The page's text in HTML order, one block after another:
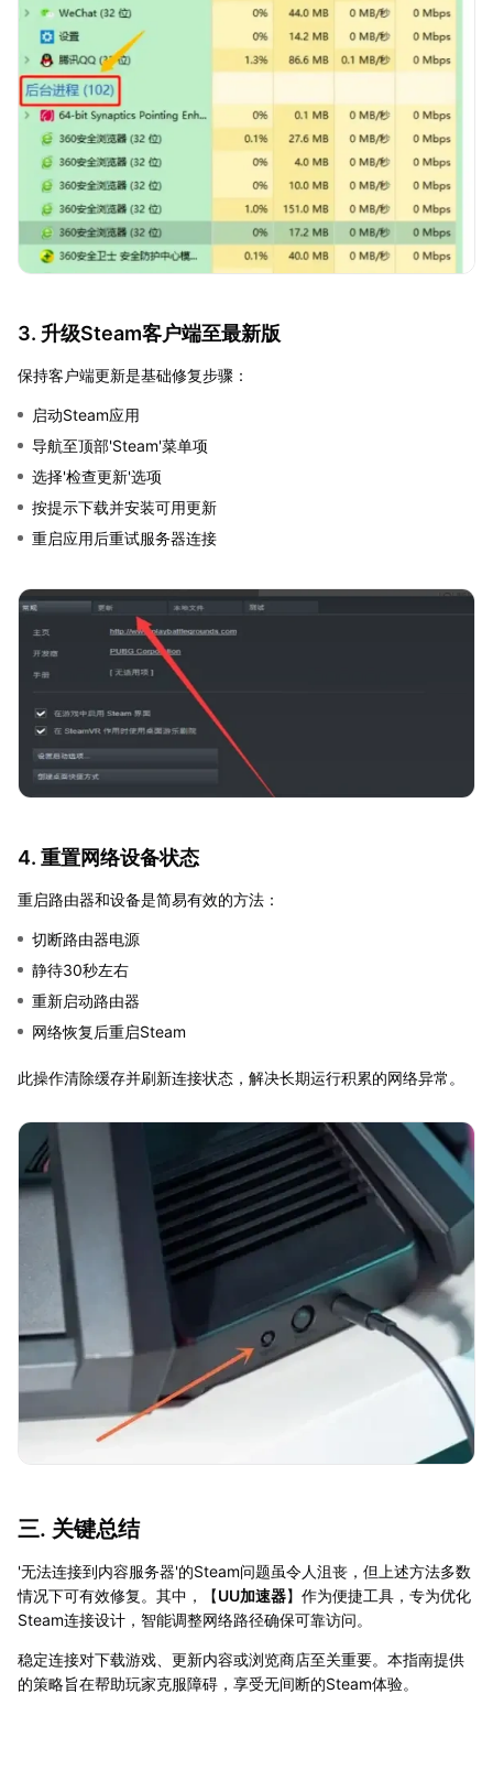
3. 升级Steam客户端至最新版
保持客户端更新是基础修复步骤：
启动Steam应用
导航至顶部'Steam'菜单项
选择'检查更新'选项
按提示下载并安装可用更新
重启应用后重试服务器连接
4. 重置网络设备状态
重启路由器和设备是简易有效的方法：
切断路由器电源
静待30秒左右
重新启动路由器
网络恢复后重启Steam
此操作清除缓存并刷新连接状态，解决长期运行积累的网络异常。
三. 关键总结
'无法连接到内容服务器'的Steam问题虽令人沮丧，但上述方法多数
情况下可有效修复。其中，【UU加速器】作为便捷工具，专为优化
Steam连接设计，智能调整网络路径确保可靠访问。
稳定连接对下载游戏、更新内容或浏览商店至关重要。本指南提供
的策略旨在帮助玩家克服障碍，享受无间断的Steam体验。